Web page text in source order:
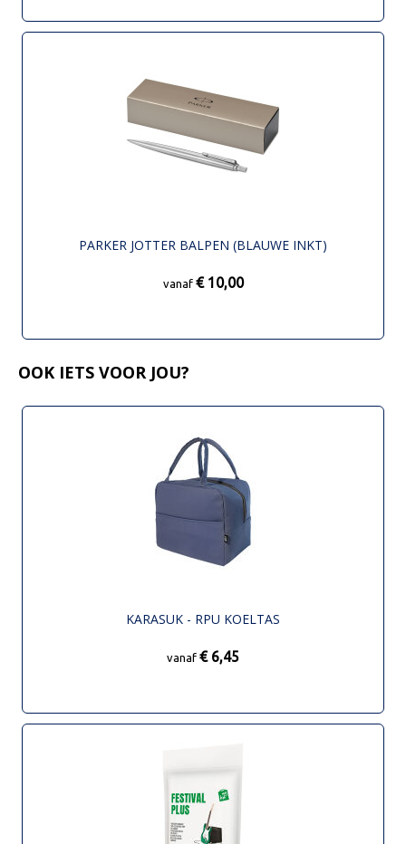
PARKER JOTTER BALPEN (BLAUWE INKT)
vanaf € 10,00
OOK IETS VOOR JOU?
KARASUK - RPU KOELTAS
vanaf € 6,45